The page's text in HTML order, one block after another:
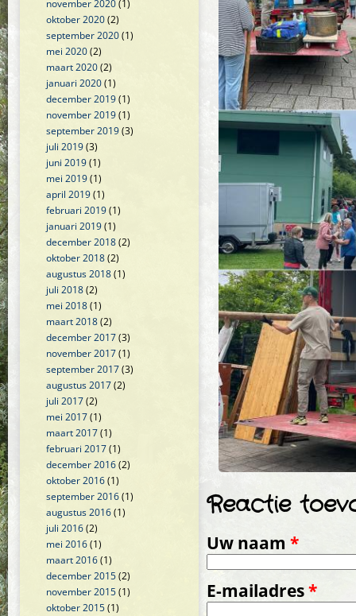
november 2020(1)
oktober 2020(2)
september 2020(1)
mei 2020(2)
maart 2020(2)
januari 2020(1)
december 2019(1)
november 2019(1)
september 2019(3)
juli 2019(3)
juni 2019(1)
mei 2019(1)
april 2019(1)
februari 2019(1)
januari 2019(1)
december 2018(2)
oktober 2018(2)
augustus 2018(1)
juli 2018(2)
mei 2018(1)
maart 2018(2)
december 2017(3)
november 2017(1)
september 2017(3)
augustus 2017(2)
juli 2017(2)
mei 2017(1)
maart 2017(1)
februari 2017(1)
december 2016(2)
oktober 2016(1)
september 2016(1)
augustus 2016(1)
juli 2016(2)
mei 2016(1)
maart 2016(1)
december 2015(2)
november 2015(1)
oktober 2015(1)
Reactie
Uw naam *
E-mailadres*